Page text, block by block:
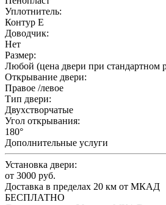
Уплотнитель:
Контур E
Доводчик:
Нет
Размер:
Любой (цена двери при стандартном
Открывание двери:
Правое /левое
Тип двери:
Двухстворчатые
Угол открывания:
180°
Дополнительные услуги
Установка двери:
от 3000 руб.
Доставка в пределах 20 км от МКАД
БЕСПЛАТНО